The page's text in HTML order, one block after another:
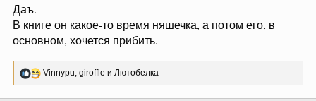
происходит апокалипсис
Ричард: "Ого ну чего же мы ждем, бежим спасать мир
"
Просто ноль сомнений в чем либо
Даъ.
В книге он какое-то время няшечка, а потом его, в
основном, хочется прибить.
Р
Vinnypu giroffle и Лютобелка